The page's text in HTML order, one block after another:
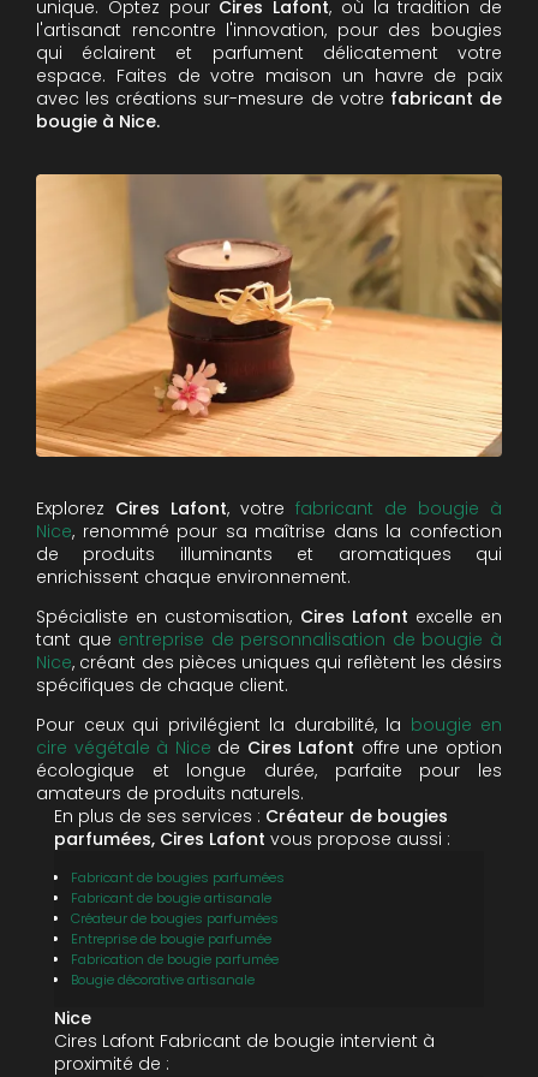
unique. Optez pour Cires Lafont, où la tradition de
l'artisanat rencontre l'innovation, pour des bougies
qui éclairent et parfument délicatement votre
espace. Faites de votre maison un havre de paix
avec les créations sur-mesure de votre fabricant de
bougie à Nice.
Explorez Cires Lafont, votre fabricant de bougie à
Nice, renommé pour sa maîtrise dans la confection
de produits illuminants et aromatiques qui
enrichissent chaque environnement.
Spécialiste en customisation, Cires Lafont excelle en
tant que entreprise de personnalisation de bougie à
Nice, créant des pièces uniques qui reflètent les désirs
spécifiques de chaque client.
Pour ceux qui privilégient la durabilité, la bougie en
cire végétale à Nice de Cires Lafont offre une option
écologique et longue durée, parfaite pour les
amateurs de produits naturels.
En plus de ses services : Créateur de bougies
parfumées, Cires Lafont vous propose aussi :
Fabricant de bougies parfumées
Fabricant de bougie artisanale
Créateur de bougies parfumées
Entreprise de bougie parfumée
Fabrication de bougie parfumée
Bougie décorative artisanale
Nice
Cires Lafont Fabricant de bougie intervient à
proximité de :